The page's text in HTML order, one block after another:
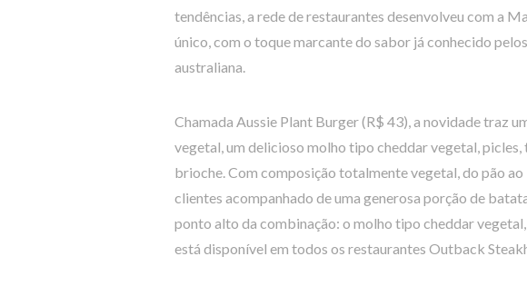
tendências, a rede de restaurantes desenvolveu com a
único, com o toque marcante do sabor já conhecido
australiana.
Chamada Aussie Plant Burger (R$ 43), a novidade traz
vegetal, um delicioso molho tipo cheddar vegetal,
brioche. Com composição totalmente vegetal, do pão ao
clientes acompanhado de uma generosa porção de
ponto alto da combinação: o molho tipo cheddar
está disponível em todos os restaurantes Outback